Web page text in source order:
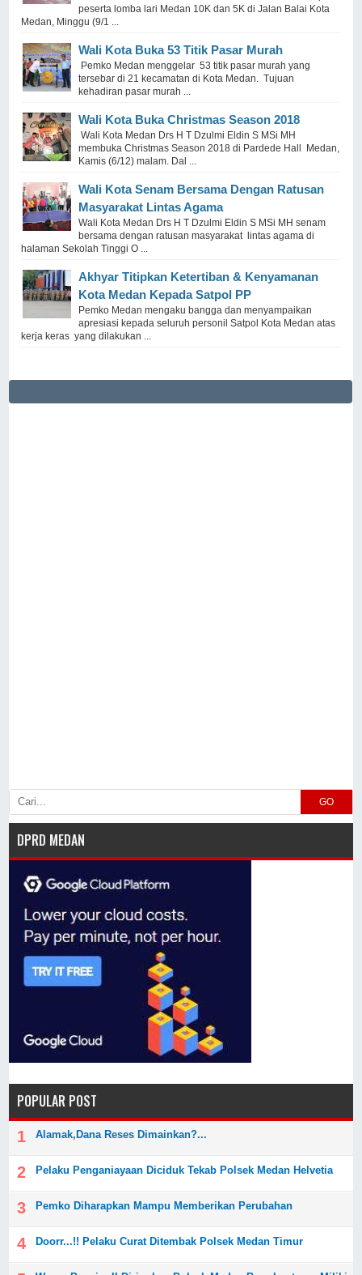
peserta lomba lari Medan 10K dan 5K di Jalan Balai Kota
Medan, Minggu (9/1 ...
Wali Kota Buka 53 Titik Pasar Murah
Pemko Medan menggelar 53 titik pasar murah yang
tersebar di 21 kecamatan di Kota Medan. Tujuan
kehadiran pasar murah ...
Wali Kota Buka Christmas Season 2018
Wali Kota Medan Drs H T Dzulmi Eldin S MSi MH
membuka Christmas Season 2018 di Pardede Hall Medan,
Kamis (6/12) malam. Dal ...
Wali Kota Senam Bersama Dengan Ratusan
Masyarakat Lintas Agama
Wali Kota Medan Drs H T Dzulmi Eldin S MSi MH senam
bersama dengan ratusan masyarakat lintas agama di
halaman Sekolah Tinggi O ...
Akhyar Titipkan Ketertiban & Kenyamanan
Kota Medan Kepada Satpol PP
Pemko Medan mengaku bangga dan menyampaikan
apresiasi kepada seluruh personil Satpol Kota Medan atas
kerja keras yang dilakukan ...
GO
DPRD MEDAN
POPULAR POST
Alamak,Dana Reses Dimainkan?...
Pelaku Penganiayaan Diciduk Tekab Polsek Medan Helvetia
Pemko Diharapkan Mampu Memberikan Perubahan
Doorr...!! Pelaku Curat Ditembak Polsek Medan Timur